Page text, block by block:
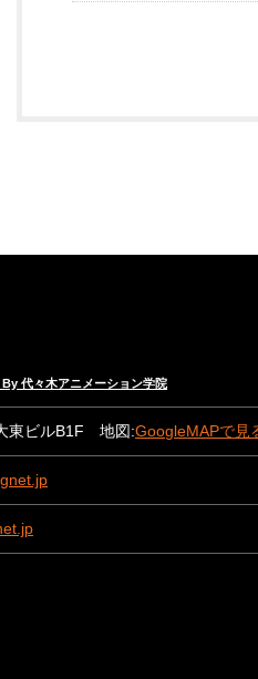
代々木アニメーション学院
東ビルB1F 地図:GoogleMAPで見